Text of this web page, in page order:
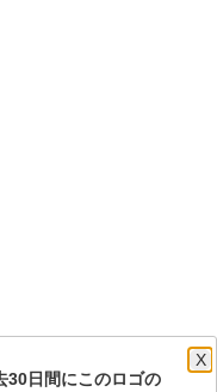
30日間にこのロゴの
X